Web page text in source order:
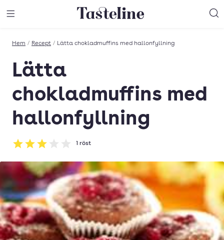
Till Tastelines startsida
Hem / Recept / Lätta chokladmuffins med hallonfyllning
Lätta
chokladmuffins med
hallonfyllning
Betyg: 3 av 5
1 röst